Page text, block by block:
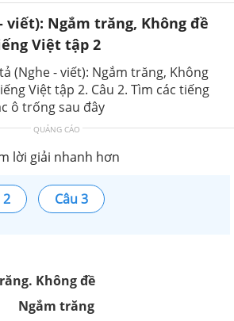
viết): Ngắm trăng, Không đề
Việt tập 2
(Nghe - viết): Ngắm trăng, Không
Việt tập 2. Câu 2. Tìm các tiếng
ô trống sau đây
QUẢNG CÁO
lời giải nhanh hơn
2 Câu 3
Không đề
Ngắm trăng